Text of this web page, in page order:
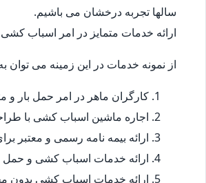
سالها تجربه درخشان می باشیم.
ارائه خدمات متمایز در امر اسباب
از نمونه خدمات در این زمینه می توان
کارگران ماهر در امر حمل بار
اجاره ماشین اسباب کشی با
ارائه بیمه نامه رسمی و معتبر
ارائه خدمات اسباب کشی و حمل
ارائه خدمات اسباب کشی بدون